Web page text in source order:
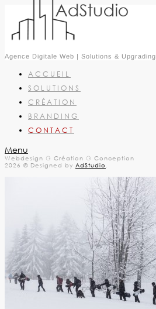
Agence Digitale Web | Solutions & Upgrading
ACCUEIL
SOLUTIONS
CRÉATION
BRANDING
CONTACT
Menu
Webdesign ⚆ Création ⚆ Conception
2026 © Designed by AdStudio